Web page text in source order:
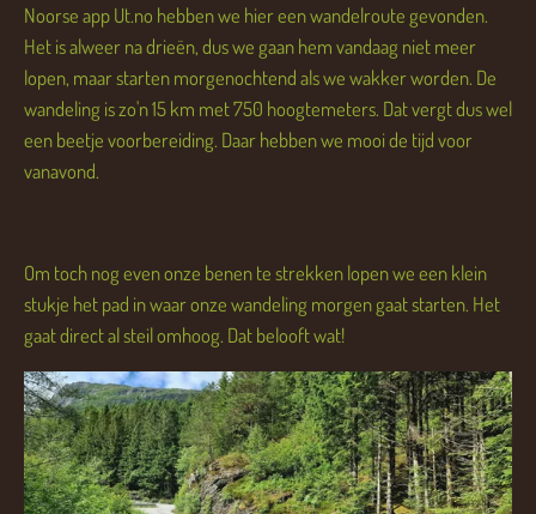
Noorse app Ut.no hebben we hier een wandelroute gevonden.
Het is alweer na drieën, dus we gaan hem vandaag niet meer
lopen, maar starten morgenochtend als we wakker worden. De
wandeling is zo'n 15 km met 750 hoogtemeters. Dat vergt dus wel
een beetje voorbereiding. Daar hebben we mooi de tijd voor
vanavond.
Om toch nog even onze benen te strekken lopen we een klein
stukje het pad in waar onze wandeling morgen gaat starten. Het
gaat direct al steil omhoog. Dat belooft wat!